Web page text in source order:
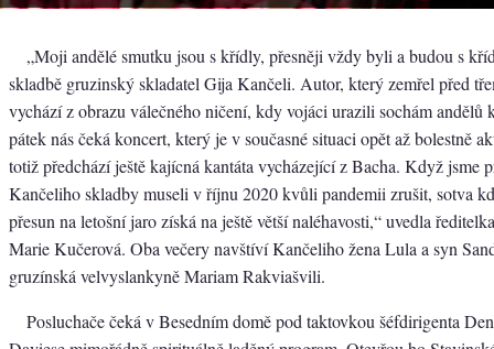
„Moji andělé smutku jsou s křídly, přesněji vždy byli a budou s
skladbě gruzinský skladatel Gija Kančeli. Autor, který zemřel před
vychází z obrazu válečného ničení, kdy vojáci urazili sochám andělů
pátek nás čeká koncert, který je v současné situaci opět až bolestně
totiž předchází ještě kajícná kantáta vycházející z Bacha. Když jsme
Kančeliho skladby museli v říjnu 2020 kvůli pandemii zrušit, sotva
přesun na letošní jaro získá na ještě větší naléhavosti,“ uvedla
Marie Kučerová. Oba večery navštíví Kančeliho žena Lula a syn
gruzínská velvyslankyně Mariam Rakviašvili.
Posluchače čeká v Besedním domě pod taktovkou šéfdirigenta